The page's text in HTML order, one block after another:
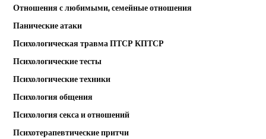
Отношения с любимыми, семейные отношения
Панические атаки
Психологическая травма ПТСР КПТСР
Психологические тесты
Психологические техники
Психология общения
Психология секса и отношений
Психотерапевтические притчи